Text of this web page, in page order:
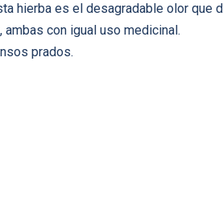
hierba es el desagradable olor que
con igual uso medicinal.
prados.